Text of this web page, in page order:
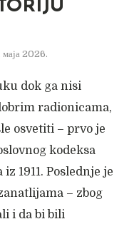
маја 2026.
dok ga nisi
radionicama,
osvetiti – prvo je
kodeksa
1911. Poslednje je
– zbog
i da bi bili